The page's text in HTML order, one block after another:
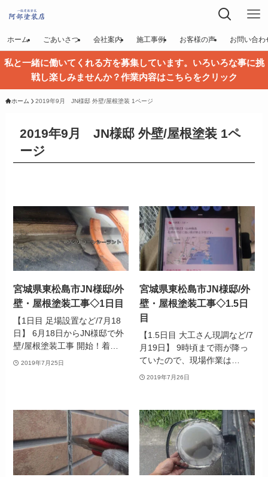
ホーム ごあいさつ 会社案内 施工事例 お客様の声 お問い合わ
私と一緒に働いてくれる方を募集しています。いろいろな事に挑
戦し楽しみませんか？作業内容はこちらをクリック
ホーム 2019年9月 JN様邸 外壁/屋根塗装 1ページ
2019年9月 JN様邸 外壁/屋根塗装 1ペ
ージ
宮城県東松島市JN様邸/外
壁・屋根塗装工事◇1日目
【1日目 足場設置など/7月18
日】 6月18日からJN様邸で外
壁/屋根塗装工事 開始！着…
2019年7月25日
宮城県東松島市JN様邸/外
壁・屋根塗装工事◇1.5日
目
【1.5日目 大工さん現調など/7
月19日】 9時頃まで雨が降っ
ていたので、現場作業は…
2019年7月26日